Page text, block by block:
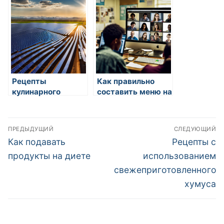
интересные идеи
Рецепты
кулинарного
Как правильно
составить меню на
Навигация
по
записям
ПРЕДЫДУЩИЙ
Предыдущая
запись:
Как подавать
продукты на диете
СЛЕДУЮЩИЙ
Следующая
запись:
Рецепты с
использованием
свежеприготовленного
хумуса